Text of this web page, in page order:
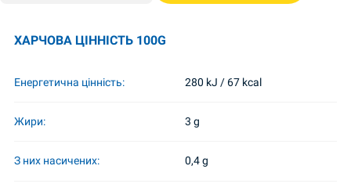
ХАРЧОВА ЦІННІСТЬ 100G
Енергетична цінність: 280 kJ / 67 kcal
Жири: 3 g
З них насичених: 0,4 g